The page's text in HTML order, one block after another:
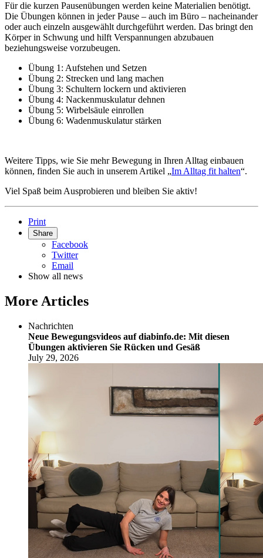
Für die kurzen Pausenübungen werden keine Materialien benötigt.
Die Übungen können in jeder Pause – auch im Büro – nacheinander
oder auch einzeln ausgewählt durchgeführt werden. Das bringt den
Körper in Schwung und hilft Verspannungen abzubauen
beziehungsweise vorzubeugen.
Übung 1: Aufstehen und Setzen
Übung 2: Strecken und lang machen
Übung 3: Schultern lockern und aktivieren
Übung 4: Nackenmuskulatur dehnen
Übung 5: Wirbelsäule einrollen
Übung 6: Wadenmuskulatur stärken
Weitere Tipps, wie Sie mehr Bewegung in Ihren Alltag einbauen
können, finden Sie auch in unserem Artikel „Im Alltag fit halten“.
Viel Spaß beim Ausprobieren und bleiben Sie aktiv!
Print
Share
Facebook
Twitter
Email
Show all news
More Articles
Nachrichten
Neue Bewegungsvideos auf diabinfo.de: Mit diesen
Übungen aktivieren Sie Rücken und Gesäß
July 29, 2026